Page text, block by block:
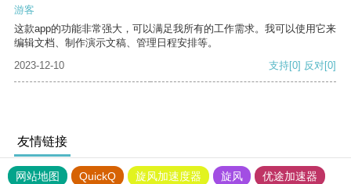
游客
这款app的功能非常强大，可以满足我所有的工作需求。我可以使用它来
编辑文档、制作演示文稿、管理日程安排等。
2023-12-10
支持[0] 反对[0]
友情链接
网站地图 QuickQ 旋风加速度器 旋风
优途加速器